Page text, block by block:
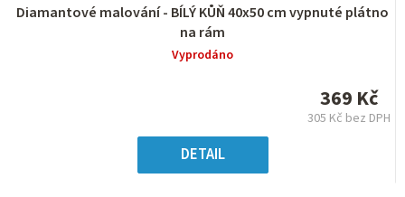
Průměrné
hodnocení
produktu
hvězdiček.
Diamantové malování - BÍLÝ KŮŇ 40x50 cm vypnuté plátno
na rám
Vyprodáno
369 Kč
305 Kč bez DPH
DETAIL